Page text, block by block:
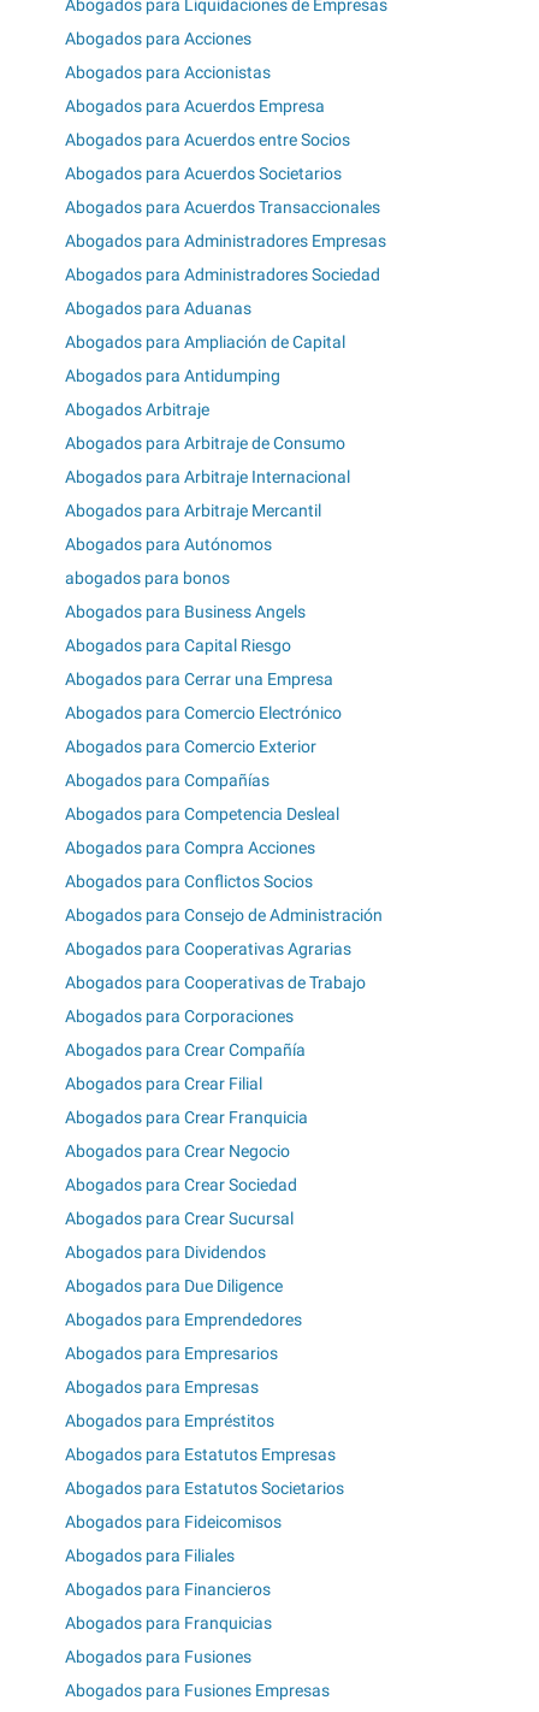
Abogados para Liquidaciones de Empresas
Abogados para Acciones
Abogados para Accionistas
Abogados para Acuerdos Empresa
Abogados para Acuerdos entre Socios
Abogados para Acuerdos Societarios
Abogados para Acuerdos Transaccionales
Abogados para Administradores Empresas
Abogados para Administradores Sociedad
Abogados para Aduanas
Abogados para Ampliación de Capital
Abogados para Antidumping
Abogados Arbitraje
Abogados para Arbitraje de Consumo
Abogados para Arbitraje Internacional
Abogados para Arbitraje Mercantil
Abogados para Autónomos
abogados para bonos
Abogados para Business Angels
Abogados para Capital Riesgo
Abogados para Cerrar una Empresa
Abogados para Comercio Electrónico
Abogados para Comercio Exterior
Abogados para Compañías
Abogados para Competencia Desleal
Abogados para Compra Acciones
Abogados para Conflictos Socios
Abogados para Consejo de Administración
Abogados para Cooperativas Agrarias
Abogados para Cooperativas de Trabajo
Abogados para Corporaciones
Abogados para Crear Compañía
Abogados para Crear Filial
Abogados para Crear Franquicia
Abogados para Crear Negocio
Abogados para Crear Sociedad
Abogados para Crear Sucursal
Abogados para Dividendos
Abogados para Due Diligence
Abogados para Emprendedores
Abogados para Empresarios
Abogados para Empresas
Abogados para Empréstitos
Abogados para Estatutos Empresas
Abogados para Estatutos Societarios
Abogados para Fideicomisos
Abogados para Filiales
Abogados para Financieros
Abogados para Franquicias
Abogados para Fusiones
Abogados para Fusiones Empresas